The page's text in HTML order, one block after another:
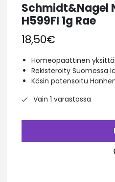
Schmidt&Nagel
H599FI 1g Rae
18,50€
Homeopaattinen
Rekisteröity Suomessa
Käsin potensoitu
Vain 1 varastossa